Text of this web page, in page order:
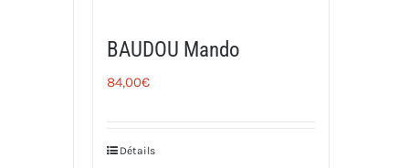
BAUDOU Mando
84,00€
Détails